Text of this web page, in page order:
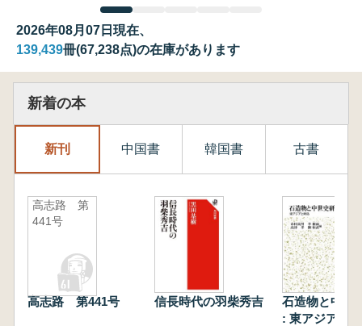
2026年08月07日現在、
139,439冊(67,238点)の在庫があります
新着の本
新刊 中国書 韓国書 古書
高志路 第
441号
高志路 第441号 信長時代の羽柴秀吉
石造物と中世
: 東アジアと